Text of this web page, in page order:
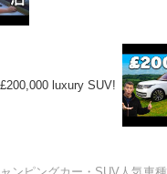
luxury SUV!